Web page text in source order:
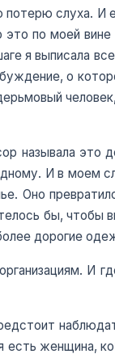
потерю слуха. И
по моей вине
я выписала
о
называла это
И в моем
Оно
бы, чтобы
дорогие
И
есть женщина,